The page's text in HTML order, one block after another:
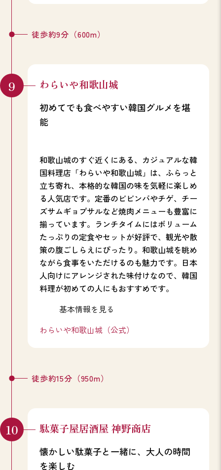
徒歩約9分（600m）
わらいや和歌山城
初めてでも食べやすい韓国グルメを堪
能
和歌山城のすぐ近くにある、カジュアルな韓
国料理店「わらいや和歌山城」は、ふらっと
立ち寄れ、本格的な韓国の味を気軽に楽しめ
る人気店です。定番のビビンバやチゲ、チー
ズサムギョプサルなど焼肉メニューも豊富に
揃っています。ランチタイムにはボリューム
たっぷりの定食やセットが好評で、観光や散
策の腹ごしらえにぴったり。和歌山城を眺め
ながら食事をいただけるのも魅力です。日本
人向けにアレンジされた味付けなので、韓国
料理が初めての人にもおすすめです。
基本情報を見る
わらいや和歌山城（公式）
徒歩約15分（950m）
駄菓子屋居酒屋 神野商店
懐かしい駄菓子と一緒に、大人の時間
を楽しむ